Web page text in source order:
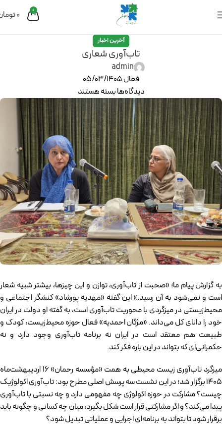
0
0
آخرین اخبار
تاب‌آوری شعاری
admin
فعال 05/03/1405
دیدگاه‌هابسته هستند
به گزارش پیام ما؛ «صحبت از تاب‌آوری، توازن و این چیزها، بیشتر شبیه شعار
است و نمی‌شود به آن رسید.» این گفته «مهدیه پورشاد» کنشگر اجتماعی و
محیط‌زیستی در میزگردی با محوریت تاب‌آوری است، به گفته او دولت در ایران
خود را دانای کل می‌داند. «مژگان احمدیه» فعال حوزه محیط‌زیست، کودک و
طبیعت هم معتقد است در ایران نه برنامه تاب‌آوری وجود دارد و نه
حکمرانی‌ای که بتواند در این باره فکر کند.
میزگرد تاب‌آوری زیست محیطی به همت «مؤسسه رحمان» ۱۶ اردیبهشت‌ماه
۱۴۰۵ برگزار شد؛ در این نشست سه پرسش اصلی مطرح بود: تاب‌آوری اکولوژیک
چیست؟ مشارکت در حوزه اکولوژی چه مفهومی دارد و چه نسبتی با تاب‌آوری
پیدا می‌کند؟ و اگر مشارکتی قرار است شکل بگیرد، میان چه کسانی و چگونه باید
برقرار شود تا بتواند به برنامه‌ای اجرایی و عملیاتی تبدیل شود؟